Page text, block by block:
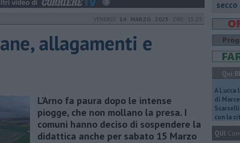
VENERDÌ 14 MARZO 2025 ORE 15:25
allagamenti e
L'Arno fa paura dopo le intense
piogge, che non mollano la presa. I
comuni hanno deciso di sospendere la
didattica anche per sabato 15 Marzo
secco
Qui
A Lucca
di
con la
QUI